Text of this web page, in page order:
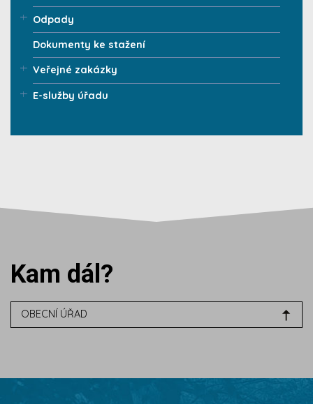
Odpady
Dokumenty ke stažení
Veřejné zakázky
E-služby úřadu
Kam dál?
OBECNÍ ÚŘAD